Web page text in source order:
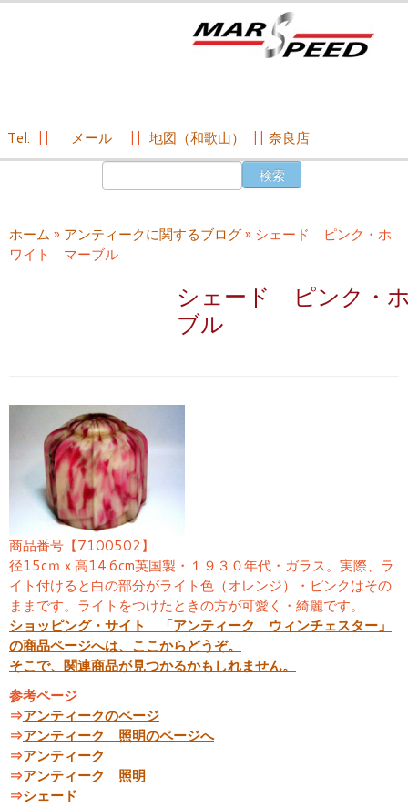
ン
ツ
Tel: メール 地図（和歌山） 奈良店
ホーム » アンティークに関するブログ» シェード ピンク・ホ
ワイト マーブル
シェード ピンク・
ブル
商品番号【7100502】
径15cｍｘ高14.6cm英国製・１９３０年代・ガラス。実際、ラ
イト付けると白の部分がライト色（オレンジ）・ピンクはその
ままです。ライトをつけたときの方が可愛く・綺麗です。
ショッピング・サイト 「アンティーク ウィンチェスター」
の商品ページへは、ここからどうぞ。
そこで、関連商品が見つかるかもしれません。
参考ページ
⇒アンティークのページ
⇒アンティーク 照明のページへ
⇒アンティーク
⇒アンティーク 照明
⇒シェード